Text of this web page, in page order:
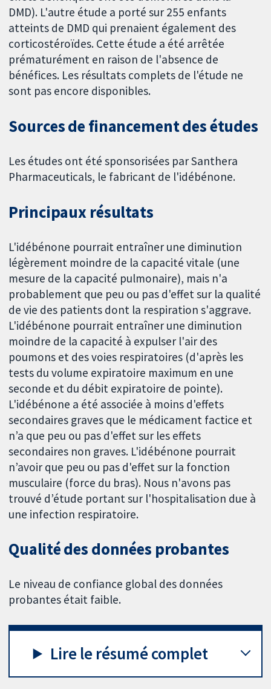
DMD). L'autre étude a porté sur 255 enfants
atteints de DMD qui prenaient également des
corticostéroïdes. Cette étude a été arrêtée
prématurément en raison de l'absence de
bénéfices. Les résultats complets de l'étude ne
sont pas encore disponibles.
Sources de financement des études
Les études ont été sponsorisées par Santhera
Pharmaceuticals, le fabricant de l'idébénone.
Principaux résultats
L'idébénone pourrait entraîner une diminution
légèrement moindre de la capacité vitale (une
mesure de la capacité pulmonaire), mais n'a
probablement que peu ou pas d'effet sur la qualité
de vie des patients dont la respiration s'aggrave.
L'idébénone pourrait entraîner une diminution
moindre de la capacité à expulser l'air des
poumons et des voies respiratoires (d'après les
tests du volume expiratoire maximum en une
seconde et du débit expiratoire de pointe).
L'idébénone a été associée à moins d'effets
secondaires graves que le médicament factice et
n’a que peu ou pas d'effet sur les effets
secondaires non graves. L'idébénone pourrait
n’avoir que peu ou pas d'effet sur la fonction
musculaire (force du bras). Nous n'avons pas
trouvé d’étude portant sur l'hospitalisation due à
une infection respiratoire.
Qualité des données probantes
Le niveau de confiance global des données
probantes était faible.
Lire le résumé complet